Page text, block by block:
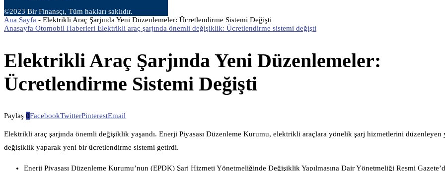
©2023 Bir Finansçı, Tüm hakları saklıdır.
Ana Sayfa - Elektrikli Araç Şarjında Yeni Düzenlemeler: Ücretlendirme Sistemi Değişti
Anasayfa Otomobil Haberleri Elektrikli araç şarjında önemli değişiklik: Ücretlendirme sistemi değişti
Elektrikli Araç Şarjında Yeni Düzenlemeler:
Ücretlendirme Sistemi Değişti
Paylaş 0FacebookTwitterPinterestEmail
Elektrikli araç şarjında önemli değişiklik yaşandı. Enerji Piyasası Düzenleme Kurumu, elektrikli araçlara yönelik şarj hizmetlerini düzenleyen
değişiklik yaparak yeni bir ücretlendirme sistemi getirdi.
Enerji Piyasası Düzenleme Kurumu’nun (EPDK) Şarj Hizmeti Yönetmeliğinde Değişiklik Yapılmasına Dair Yönetmeliği Resmi